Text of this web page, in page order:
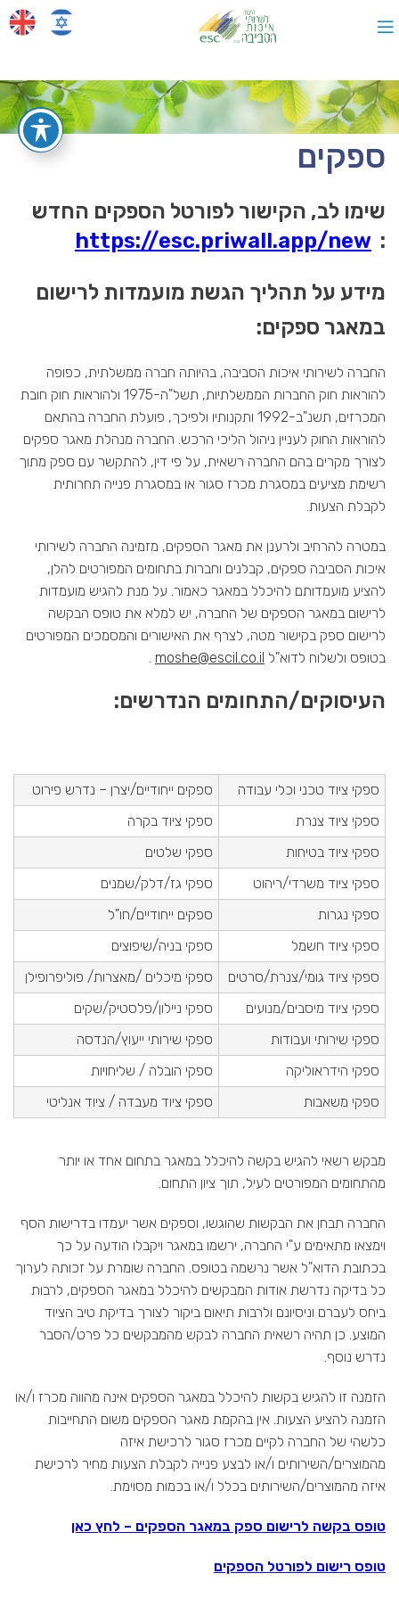
ספקים
שימו לב, הקישור לפורטל הספקים החדש
:
https://esc.priwall.app/new
מידע על תהליך הגשת מועמדות לרישום
במאגר ספקים:
החברה לשירותי איכות הסביבה, בהיותה חברה ממשלתית, כפופה
להוראות חוק החברות הממשלתיות, תשל"ה-1975 ולהוראות חוק חובת
המכרזים, תשנ"ב-1992 ותקנותיו ולפיכך, פועלת החברה בהתאם
להוראות החוק לעניין ניהול הליכי הרכש. החברה מנהלת מאגר ספקים
לצורך מקרים בהם החברה רשאית, על פי דין, להתקשר עם ספק מתוך
רשימת מציעים במסגרת מכרז סגור או במסגרת פנייה תחרותית
לקבלת הצעות.
במטרה להרחיב ולרענן את מאגר הספקים, מזמינה החברה לשירותי
איכות הסביבה ספקים, קבלנים וחברות בתחומים המפורטים להלן,
להציע מועמדותם להיכלל במאגר כאמור. על מנת להגיש מועמדות
לרישום במאגר הספקים של החברה, יש למלא את טופס הבקשה
לרישום ספק בקישור מטה, לצרף את האישורים והמסמכים המפורטים
בטופס ולשלוח לדוא"ל moshe@escil.co.il
.
העיסוקים/התחומים הנדרשים:
ספקי ציוד טכני וכלי עבודה
ספקים ייחודיים/יצרן – נדרש פירוט
ספקי ציוד צנרת
ספקי ציוד בקרה
ספקי ציוד בטיחות
ספקי שלטים
ספקי ציוד משרדי/ריהוט
ספקי גז/דלק/שמנים
ספקי נגרות
ספקים ייחודיים/חו"ל
ספקי ציוד חשמל
ספקי בניה/שיפוצים
ספקי ציוד גומי/צנרת/סרטים
ספקי מיכלים /מאצרות/ פוליפרופילן
ספקי ציוד מיסבים/מנועים
ספקי ניילון/פלסטיק/שקים
ספקי שירותי ועבודות
ספקי שירותי ייעוץ/הנדסה
ספקי הידראוליקה
ספקי הובלה / שליחויות
ספקי משאבות
ספקי ציוד מעבדה / ציוד אנליטי
מבקש רשאי להגיש בקשה להיכלל במאגר בתחום אחד או יותר
מהתחומים המפורטים לעיל, תוך ציון התחום.
החברה תבחן את הבקשות שהוגשו, וספקים אשר יעמדו בדרישות הסף
וימצאו מתאימים ע"י החברה, ירשמו במאגר ויקבלו הודעה על כך
בכתובת הדוא"ל אשר נרשמה בטופס. החברה שומרת על זכותה לערוך
כל בדיקה נדרשת אודות המבקשים להיכלל במאגר הספקים, לרבות
ביחס לעברם וניסיונם ולרבות תיאום ביקור לצורך בדיקת טיב הציוד
המוצע. כן תהיה רשאית החברה לבקש מהמבקשים כל פרט/הסבר
נדרש נוסף.
הזמנה זו להגיש בקשות להיכלל במאגר הספקים אינה מהווה מכרז ו/או
הזמנה להציע הצעות. אין בהקמת מאגר הספקים משום התחייבות
כלשהי של החברה לקיים מכרז סגור לרכישת איזה
מהמוצרים/השירותים ו/או לבצע פנייה לקבלת הצעות מחיר לרכישת
איזה מהמוצרים/השירותים בכלל ו/או בכמות מסוימת.
טופס בקשה לרישום ספק במאגר הספקים – לחץ כאן
טופס רישום לפורטל הספקים